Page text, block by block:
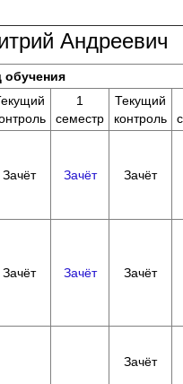
Андреевич
обучения
1
семестр
Текущий
контроль
Зачёт Зачёт Зачёт
Зачёт Зачёт Зачёт
Зачёт